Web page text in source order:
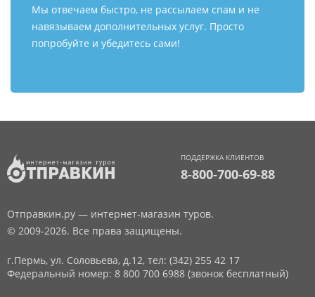
Мы отвечаем быстро, не рассылаем спам и не
навязываем дополнительных услуг. Просто
попробуйте и убедитесь сами!
ПОДДЕРЖКА КЛИЕНТОВ
8-800-700-69-88
Отправкин.ру — интернет-магазин туров.
© 2009-2026. Все права защищены.
г.Пермь, ул. Соловьева, д.12, тел: (342) 255 42 17
Федеральный номер: 8 800 700 6988 (звонок бесплатный)